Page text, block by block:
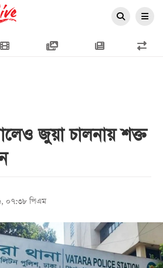
জুয়া চালনায় শক্ত
০৭:৩৮ পিএম